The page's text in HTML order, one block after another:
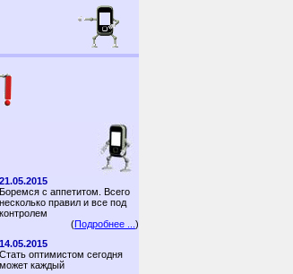
21.05.2015
Боремся с аппетитом. Всего
несколько правил и все под
контролем
(Подробнее ... )
14.05.2015
Стать оптимистом сегодня
может каждый